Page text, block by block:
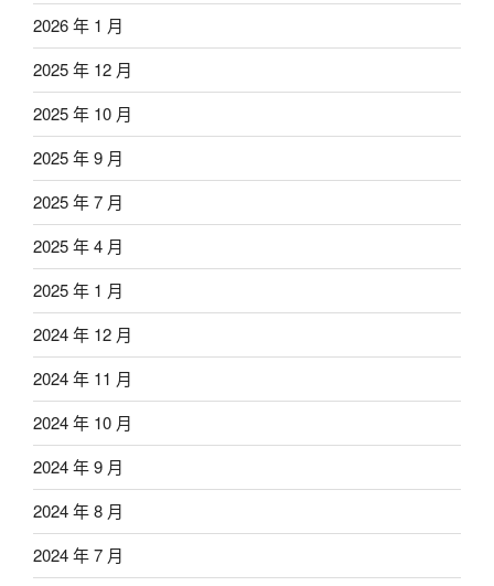
2026 年 1 月
2025 年 12 月
2025 年 10 月
2025 年 9 月
2025 年 7 月
2025 年 4 月
2025 年 1 月
2024 年 12 月
2024 年 11 月
2024 年 10 月
2024 年 9 月
2024 年 8 月
2024 年 7 月